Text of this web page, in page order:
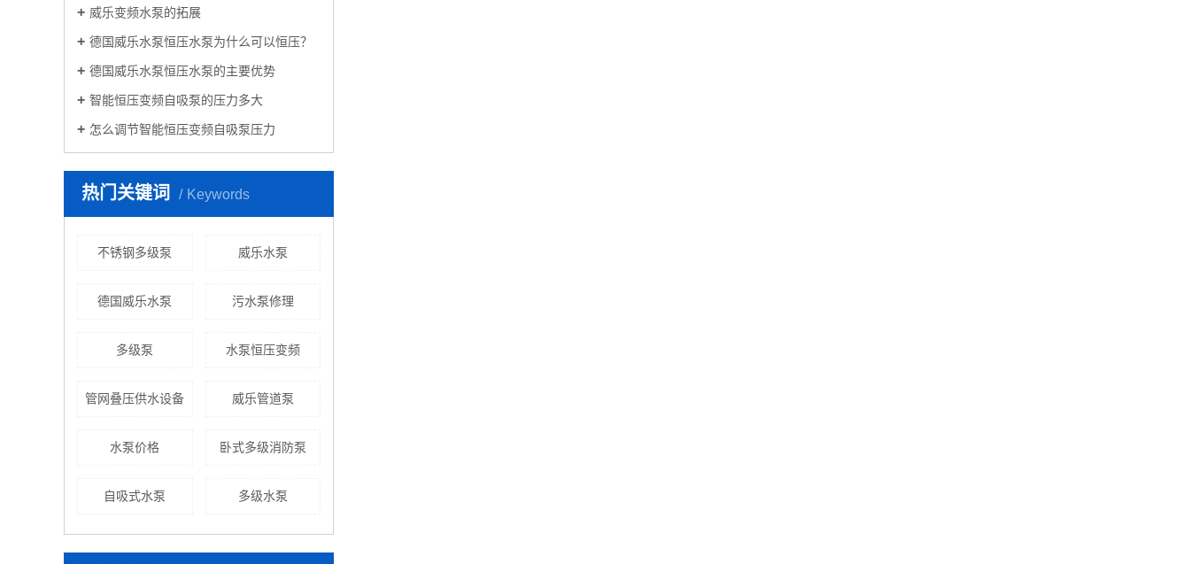
威乐变频水泵的拓展
德国威乐水泵恒压水泵为什么可以恒压？
德国威乐水泵恒压水泵的主要优势
智能恒压变频自吸泵的压力多大
怎么调节智能恒压变频自吸泵压力
热门关键词 Keywords
不锈钢多级泵 威乐水泵
德国威乐水泵 污水泵修理
多级泵 水泵恒压变频
管网叠压供水设备 威乐管道泵
水泵价格 卧式多级消防泵
自吸式水泵 多级水泵